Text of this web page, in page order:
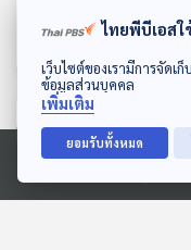
ดาวน์โหลด Thai PBS Podcast
Ⓒ 2020 องค์การกระจายเสียงและแพร่
ไหว จำเป็นต้องรู้อะไร
เศรษฐกิจติดบ้าน
ตอนที่เกี่ยวข้อง
ไทยพีบีเอส
เว็บไซต์ของเรามีการจัด
ข้อมูลส่วนบุคคล
เพิ่มเติม
ยอมรับทั้งหมด